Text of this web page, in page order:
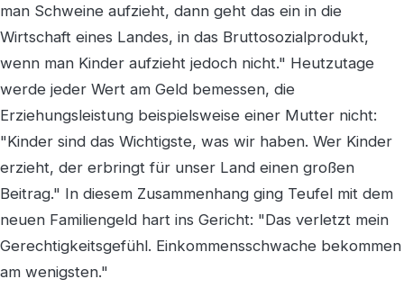
man Schweine aufzieht, dann geht das ein in die
Wirtschaft eines Landes, in das Bruttosozialprodukt,
wenn man Kinder aufzieht jedoch nicht." Heutzutage
werde jeder Wert am Geld bemessen, die
Erziehungsleistung beispielsweise einer Mutter nicht:
"Kinder sind das Wichtigste, was wir haben. Wer Kinder
erzieht, der erbringt für unser Land einen großen
Beitrag." In diesem Zusammenhang ging Teufel mit dem
neuen Familiengeld hart ins Gericht: "Das verletzt mein
Gerechtigkeitsgefühl. Einkommensschwache bekommen
am wenigsten."